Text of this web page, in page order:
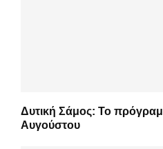
Δυτική Σάμος: Το
Αυγούστου